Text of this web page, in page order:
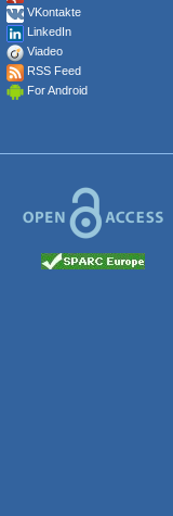
VKontakte
LinkedIn
Viadeo
RSS Feed
For Android